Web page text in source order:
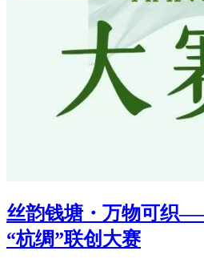
丝韵钱塘・万物可织
“杭绸”联创大赛